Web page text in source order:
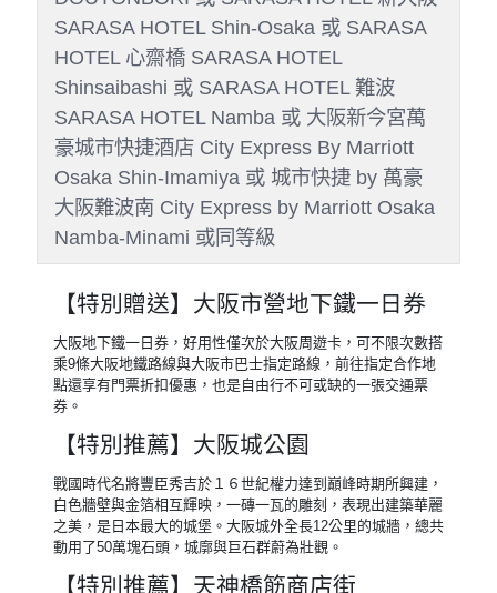
Day 3
全日自由活動 特別贈送：大阪
市營地下鐵一日券~旅遊達人帶
領玩(搭乘電鐵~大阪城公園、天
神橋筋商店街、梅田商圈)→飯
店
早餐：飯店內早餐
晚餐：方便遊玩敬請自理
住宿：大阪心齋橋格蘭多飯店
Shinsaibashi Grand Hotel Osaka 或
SARASA HOTEL 道頓堀 SARASA HOTEL
DOUTONBORI 或 SARASA HOTEL 新大阪